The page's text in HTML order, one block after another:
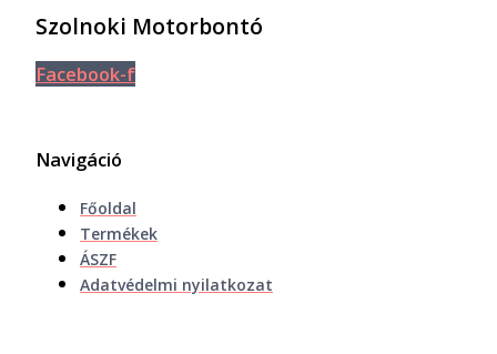
Szolnoki Motorbontó
Facebook-f
Navigáció
Főoldal
Termékek
ÁSZF
Adatvédelmi nyilatkozat